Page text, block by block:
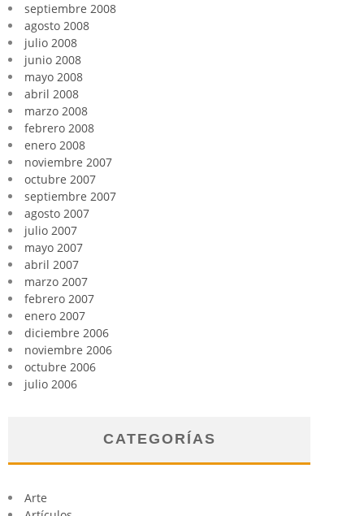
septiembre 2008
agosto 2008
julio 2008
junio 2008
mayo 2008
abril 2008
marzo 2008
febrero 2008
enero 2008
noviembre 2007
octubre 2007
septiembre 2007
agosto 2007
julio 2007
mayo 2007
abril 2007
marzo 2007
febrero 2007
enero 2007
diciembre 2006
noviembre 2006
octubre 2006
julio 2006
CATEGORÍAS
Arte